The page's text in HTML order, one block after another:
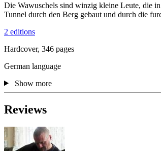
Die Wawuschels sind winzig kleine Leute, die
Tunnel durch den Berg gebaut und durch die
2 editions
Hardcover, 346 pages
German language
Show more
Reviews